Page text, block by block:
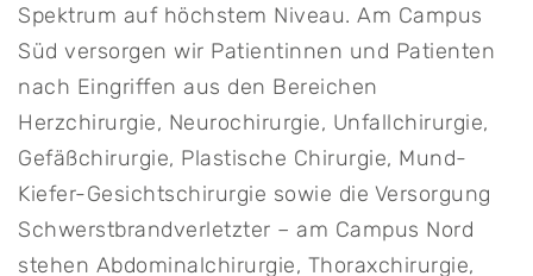
Spektrum auf höchstem Niveau. Am Campus
Süd versorgen wir Patientinnen und Patienten
nach Eingriffen aus den Bereichen
Herzchirurgie, Neurochirurgie, Unfallchirurgie,
Gefäßchirurgie, Plastische Chirurgie, Mund-
Kiefer-Gesichtschirurgie sowie die Versorgung
Schwerstbrandverletzter – am Campus Nord
stehen Abdominalchirurgie, Thoraxchirurgie,